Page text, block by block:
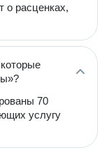
о расценках,
70
услугу